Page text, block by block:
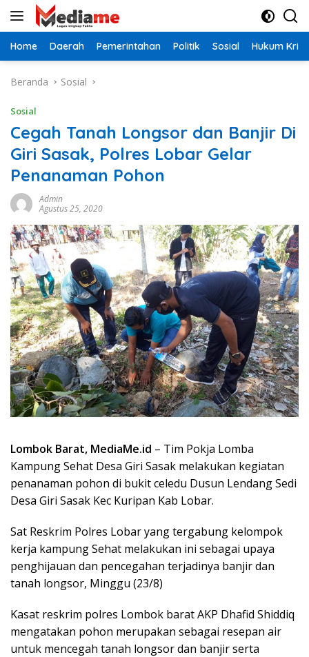
Langsung
Home Daerah Pemerintahan Politik Sosial Hukum
Beranda Sosial
Sosial
Cegah Tanah Longsor dan Banjir Di
Giri Sasak, Polres Lobar Gelar
Penanaman Pohon
Admin
Agustus 25, 2020
Lombok Barat, MediaMe.id – Tim Pokja Lomba
Kampung Sehat Desa Giri Sasak melakukan kegiatan
penanaman pohon di bukit celedu Dusun Lendang Sedi
Desa Giri Sasak Kec Kuripan Kab Lobar.
Sat Reskrim Polres Lobar yang tergabung kelompok
kerja kampung Sehat melakukan ini sebagai upaya
penghijauan dan pencegahan terjadinya banjir dan
tanah longsor, Minggu (23/8)
Kasat reskrim polres Lombok barat AKP Dhafid Shiddiq
mengatakan pohon merupakan sebagai resepan air
untuk mencegah tanah longsor dan banjir serta